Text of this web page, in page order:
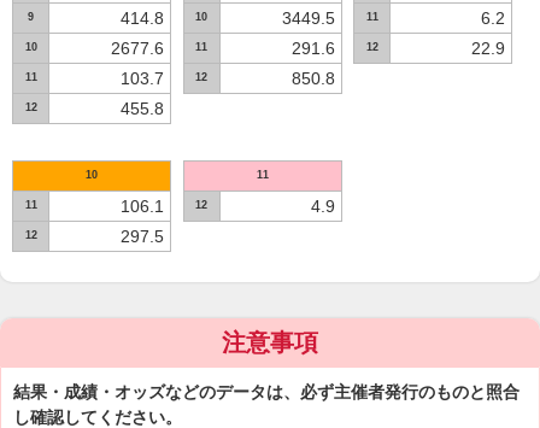
9 414.8
10 2677.6
11 103.7
12 455.8
10 3449.5
11 291.6
12 850.8
11 6.2
12 22.9
10
11 106.1
12 297.5
11
12 4.9
注意事項
結果・成績・オッズなどのデータは、必ず主催者発行のものと照合
し確認してください。